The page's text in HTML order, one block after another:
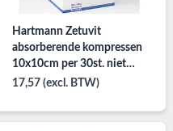
Hartmann Zetuvit
absorberende kompressen
10x10cm per 30st. niet
steriel.
17,57 (excl. BTW)